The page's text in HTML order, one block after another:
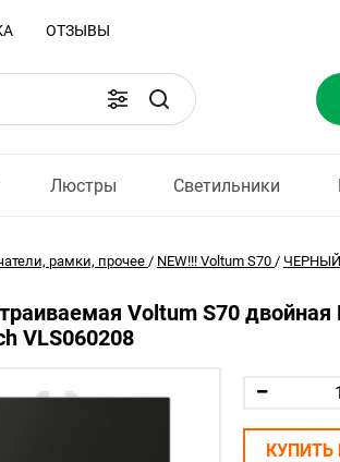
ОТЗЫВЫ
Люстры Светильники
рамки, прочее / NEW!!! Voltum S70 / ЧЕРНЫЙ
Voltum S70
VLS060208
КУПИТЬ